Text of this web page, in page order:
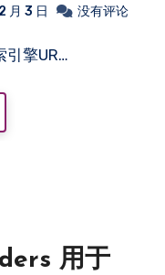
月 3 日 没有评论
引擎UR…
用于